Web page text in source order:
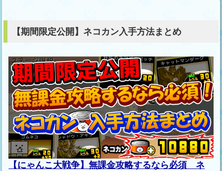
【期間限定公開】ネコカン入手方法まとめ
【にゃんこ大戦争】無課金攻略するなら必須 ネ